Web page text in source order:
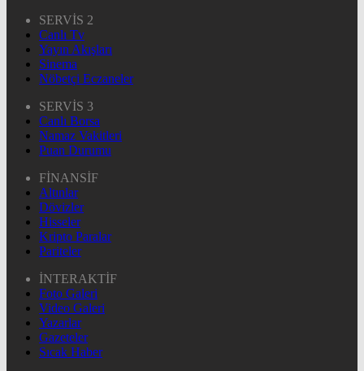
SERVİS 2
Canlı Tv
Yayın Akışları
Sinema
Nöbetçi Eczaneler
SERVİS 3
Canlı Borsa
Namaz Vakitleri
Puan Durumu
FİNANSİF
Altınlar
Dövizler
Hisseler
Kripto Paralar
Pariteler
İNTERAKTİF
Foto Galeri
Video Galeri
Yazarlar
Gazeteler
Sıcak Haber